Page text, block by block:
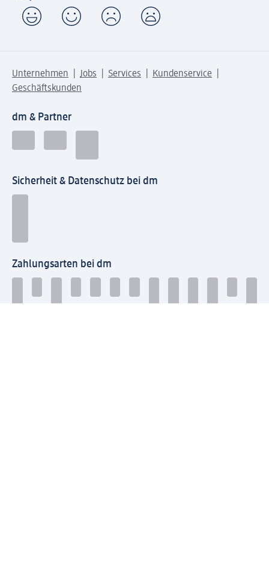
Unternehmen Jobs Services
Kundenservice
Geschäftskunden
dm & Partner
Sicherheit & Datenschutz bei dm
Zahlungsarten bei dm